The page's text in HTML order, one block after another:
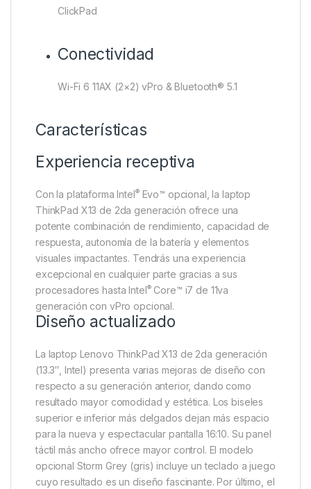
ClickPad
Conectividad
Wi-Fi 6 11AX (2×2) vPro & Bluetooth® 5.1
Características
Experiencia receptiva
Con la plataforma Intel®Evo™ opcional, la laptop
ThinkPad X13 de 2da generación ofrece una
potente combinación de rendimiento, capacidad de
respuesta, autonomía de la batería y elementos
visuales impactantes. Tendrás una experiencia
excepcional en cualquier parte gracias a sus
procesadores hasta Intel®Core™ i7 de 11va
generación con vPro opcional.
Diseño actualizado
La laptop Lenovo ThinkPad X13 de 2da generación
(13.3″, Intel) presenta varias mejoras de diseño con
respecto a su generación anterior, dando como
resultado mayor comodidad y estética. Los biseles
superior e inferior más delgados dejan más espacio
para la nueva y espectacular pantalla 16:10. Su panel
táctil más ancho ofrece mayor control. El modelo
opcional Storm Grey (gris) incluye un teclado a juego
cuyo resultado es un diseño fascinante. Por último, el